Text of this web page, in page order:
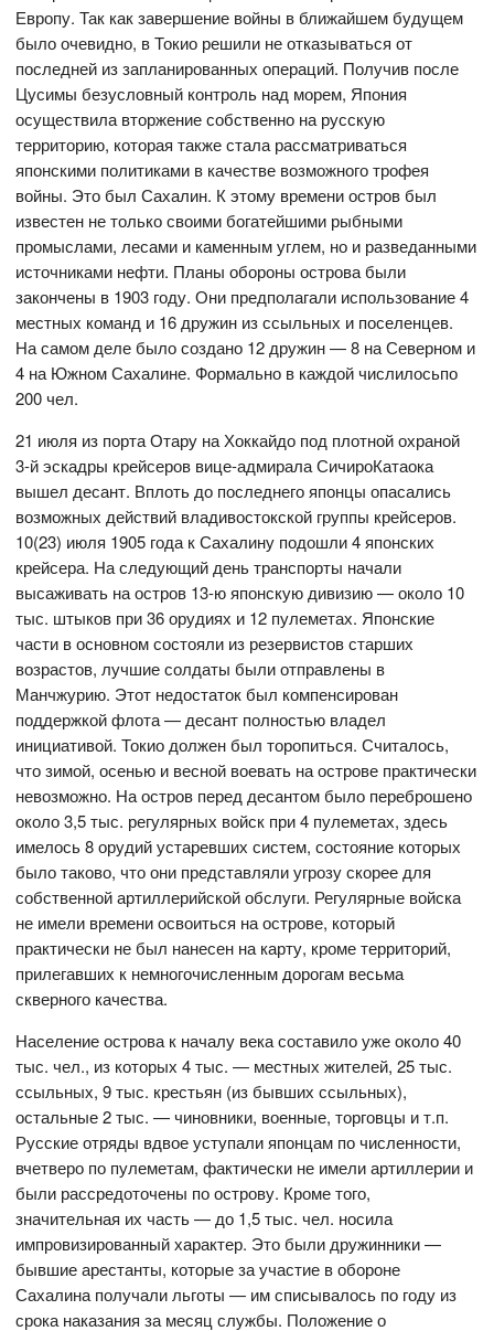
Европу. Так как завершение войны в ближайшем будущем
было очевидно, в Токио решили не отказываться от
последней из запланированных операций. Получив после
Цусимы безусловный контроль над морем, Япония
осуществила вторжение собственно на русскую
территорию, которая также стала рассматриваться
японскими политиками в качестве возможного трофея
войны. Это был Сахалин. К этому времени остров был
известен не только своими богатейшими рыбными
промыслами, лесами и каменным углем, но и разведанными
источниками нефти. Планы обороны острова были
закончены в 1903 году. Они предполагали использование 4
местных команд и 16 дружин из ссыльных и поселенцев.
На самом деле было создано 12 дружин — 8 на Северном и
4 на Южном Сахалине. Формально в каждой числилосьпо
200 чел.
21 июля из порта Отару на Хоккайдо под плотной охраной
3-й эскадры крейсеров вице-адмирала СичироКатаока
вышел десант. Вплоть до последнего японцы опасались
возможных действий владивостокской группы крейсеров.
10(23) июля 1905 года к Сахалину подошли 4 японских
крейсера. На следующий день транспорты начали
высаживать на остров 13-ю японскую дивизию — около 10
тыс. штыков при 36 орудиях и 12 пулеметах. Японские
части в основном состояли из резервистов старших
возрастов, лучшие солдаты были отправлены в
Манчжурию. Этот недостаток был компенсирован
поддержкой флота — десант полностью владел
инициативой. Токио должен был торопиться. Считалось,
что зимой, осенью и весной воевать на острове практически
невозможно. На остров перед десантом было переброшено
около 3,5 тыс. регулярных войск при 4 пулеметах, здесь
имелось 8 орудий устаревших систем, состояние которых
было таково, что они представляли угрозу скорее для
собственной артиллерийской обслуги. Регулярные войска
не имели времени освоиться на острове, который
практически не был нанесен на карту, кроме территорий,
прилегавших к немногочисленным дорогам весьма
скверного качества.
Население острова к началу века составило уже около 40
тыс. чел., из которых 4 тыс. — местных жителей, 25 тыс.
ссыльных, 9 тыс. крестьян (из бывших ссыльных),
остальные 2 тыс. — чиновники, военные, торговцы и т.п.
Русские отряды вдвое уступали японцам по численности,
вчетверо по пулеметам, фактически не имели артиллерии и
были рассредоточены по острову. Кроме того,
значительная их часть — до 1,5 тыс. чел. носила
импровизированный характер. Это были дружинники —
бывшие арестанты, которые за участие в обороне
Сахалина получали льготы — им списывалось по году из
срока наказания за месяц службы. Положение о